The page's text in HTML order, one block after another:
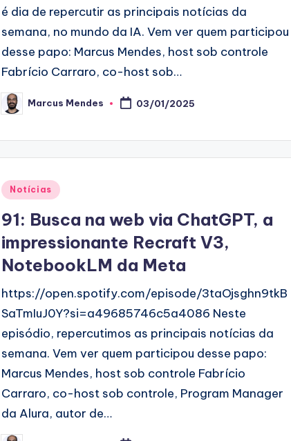
é dia de repercutir as principais notícias da
semana, no mundo da IA. Vem ver quem participou
desse papo: Marcus Mendes, host sob controle
Fabrício Carraro, co-host sob…
Posted
by
Marcus Mendes 03/01/2025
Posted
Notícias
91: Busca na web via ChatGPT, a
impressionante Recraft V3,
NotebookLM da Meta
https://open.spotify.com/episode/3taOjsghn9tkB
SaTmIuJ0Y?si=a49685746c5a4086 Neste
episódio, repercutimos as principais notícias da
semana. Vem ver quem participou desse papo:
Marcus Mendes, host sob controle Fabrício
Carraro, co-host sob controle, Program Manager
da Alura, autor de…